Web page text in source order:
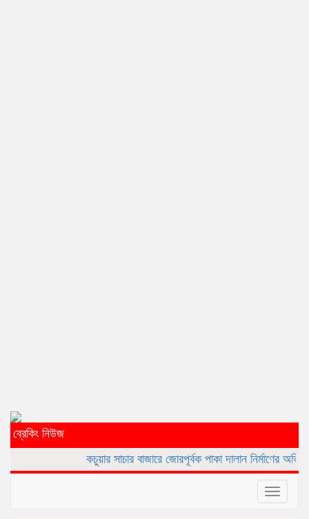
ব্রেকিং নিউজ
কচুয়ার সাচার বাজারে জোরপূর্বক পাকা দালান নির্মাণের অভিযোগ কচুয়ায়
Toggle